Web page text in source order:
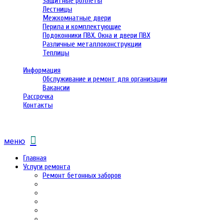
Лестницы
Межкомнатные двери
Перила и комплектующие
Подоконники ПВХ. Окна и двери ПВХ
Различные металлоконструкции
Теплицы
Информация
Обслуживание и ремонт для организации
Вакансии
Рассрочка
Контакты
меню
Главная
Услуги ремонта
Ремонт бетонных заборов